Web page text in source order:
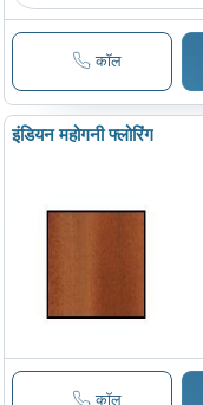
कॉल
इंडियन महोगनी फ्लोरिंग
कॉल